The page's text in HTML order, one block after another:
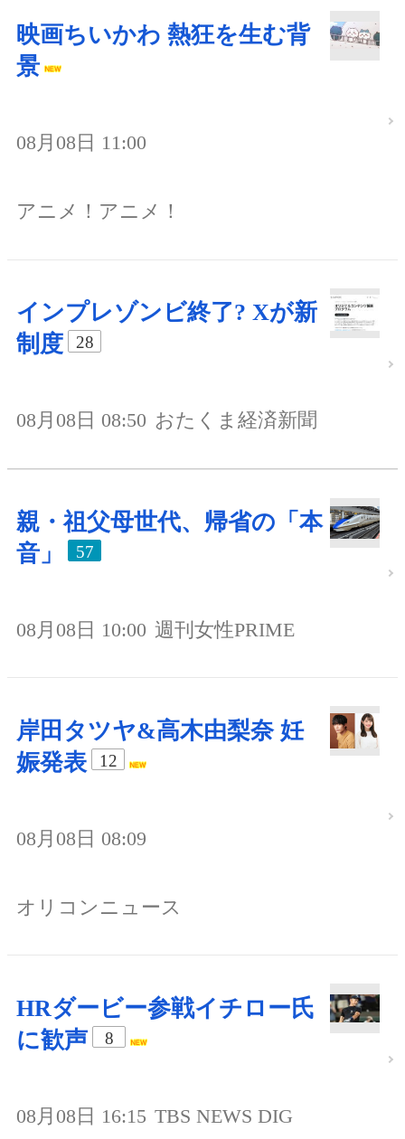
映画ちいかわ 熱狂を生む背
景
08月08日 11:00
アニメ！アニメ！
インプレゾンビ終了? Xが新
制度
28
08月08日 08:50 おたくま経済新聞
親・祖父母世代、帰省の「本
音」
57
08月08日 10:00 週刊女性PRIME
岸田タツヤ&高木由梨奈 妊
娠発表
12
08月08日 08:09
オリコンニュース
HRダービー参戦イチロー氏
に歓声
8
08月08日 16:15 TBS NEWS DIG